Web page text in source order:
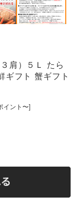
肩）５Ｌ たら
ギフト 蟹ギフト
イント〜]